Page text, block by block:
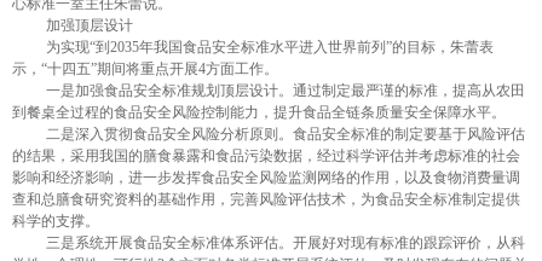
心标准一室主任朱蕾说。
加强顶层设计
为实现“到 2035年我国食品安全标准水平进入世界前列”的目标，朱蕾表
示，“十四五”期间将重点开展4方面工作。
一是加强食品安全标准规划顶层设计。通过制定最严谨的标准，提高从农田
到餐桌全过程的食品安全风险控制能力，提升食品全链条质量安全保障水平。
二是深入贯彻食品安全风险分析原则。食品安全标准的制定要基于风险评估
的结果，采用我国的膳食暴露和食品污染数据，经过科学评估并考虑标准的社会
影响和经济影响，进一步发挥食品安全风险监测网络的作用，以及食物消费量调
查和总膳食研究资料的基础作用，完善风险评估技术，为食品安全标准制定提供
科学的支撑。
三是系统开展食品安全标准体系评估。开展好对现有标准的跟踪评价，从科